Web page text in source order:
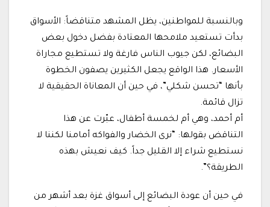
وبالنسبة للمواطنين، يظل المشهد متناقضاً: الأسواق
بدأت تستعيد ملامحها المعتادة بفضل دخول بعض
البضائع، لكن جيوب الناس فارغة ولا تستطيع مجاراة
الأسعار. هذا الواقع يجعل الكثيرين يصفون الخطوة
بأنها “تحسن شكلي”، في حين أن المعاناة الحقيقية لا
تزال قائمة.
أم أحمد، وهي أم لخمسة أطفال، عبّرت عن هذا
التناقض بقولها: “نرى الخضار والفواكه أمامنا لكننا لا
نستطيع شراء إلا القليل جداً. كيف نعيش بهذه
الطريقة؟”.
في حين أن عودة البضائع إلى أسواق غزة بعد أشهر من